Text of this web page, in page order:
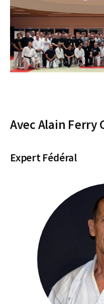
Avec Alain Ferry
Expert Fédéral